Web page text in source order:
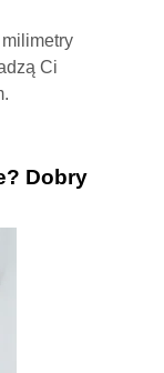
milimetry
Ci
Dobry